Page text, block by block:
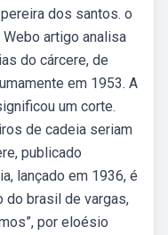
dos santos. o
artigo analisa
do cárcere, de
em 1953. A
um corte.
de cadeia seriam
publicado
lançado em 1936, é
do brasil de vargas,
por eloésio